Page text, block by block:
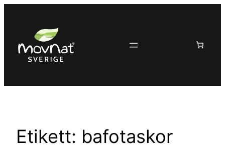
Etikett: bafotaskor